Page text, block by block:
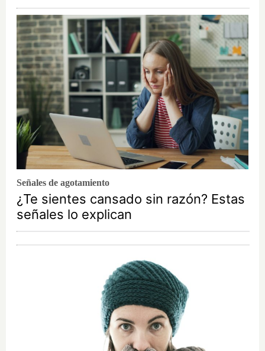
Señales de agotamiento
¿Te sientes cansado sin razón? Estas
señales lo explican